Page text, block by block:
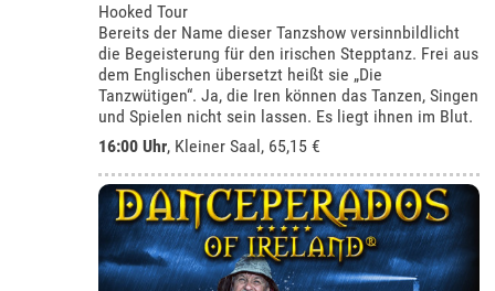
Hooked Tour
Bereits der Name dieser Tanzshow versinnbildlicht
die Begeisterung für den irischen Stepptanz. Frei aus
dem Englischen übersetzt heißt sie „Die
Tanzwütigen“. Ja, die Iren können das Tanzen, Singen
und Spielen nicht sein lassen. Es liegt ihnen im Blut.
16:00 Uhr, Kleiner Saal , 65,15 €